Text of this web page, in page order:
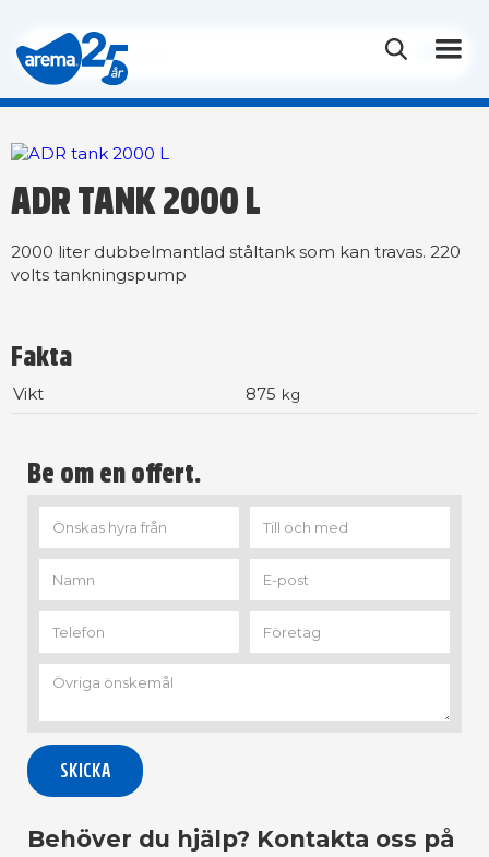
ADR TANK 2000 L
2000 liter dubbelmantlad ståltank som kan travas. 220
volts tankningspump
Fakta
Vikt 875 kg
Be om en offert.
Behöver du hjälp? Kontakta oss på